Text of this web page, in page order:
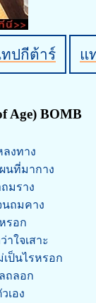
ปกีต้าร์ แ
Age) BOMB
งทาง
นที่มากาง
มราง
ถมคาง
รอก
ใจเสาะ
ป็นไรหรอก
ถลอก
เอง